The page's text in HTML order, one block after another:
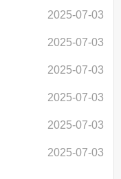
2025-07-03
2025-07-03
2025-07-03
2025-07-03
2025-07-03
2025-07-03